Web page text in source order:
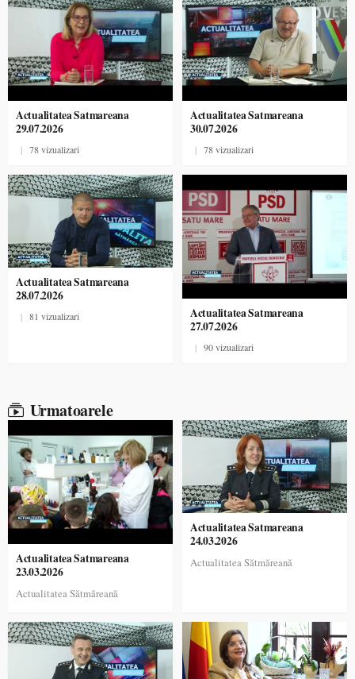
Actualitatea Satmareana
29.07.2026
| 78 vizualizari
Actualitatea Satmareana
30.07.2026
| 78 vizualizari
Actualitatea Satmareana
28.07.2026
| 81 vizualizari
Actualitatea Satmareana
27.07.2026
| 90 vizualizari
Urmatoarele
Actualitatea Satmareana
23.03.2026
Actualitatea Sătmăreană
Actualitatea Satmareana
24.03.2026
Actualitatea Sătmăreană